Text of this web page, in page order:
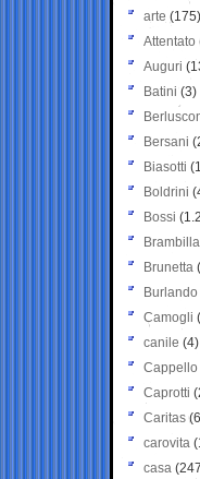
arte (175)
Attentato
Auguri
Batini (3)
Bersani
Biasotti
Boldrini
Bossi
Brambilla
Brunetta
Burlando
Camogli
canile (4)
Cappello
Caprotti
Caritas
carovita
casa